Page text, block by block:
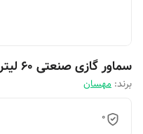
سماور گازی صنعتی ۶۰ لیتری تنوره دار مهسان استیل کار
برند: مهسان
0